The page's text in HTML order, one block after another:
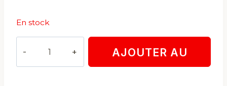
En stock
AJOUTER AU